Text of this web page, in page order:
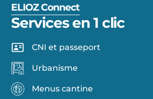
ELIOZ Connect
Services en 1 clic
CNI et passeport
Urbanisme
Menus cantine